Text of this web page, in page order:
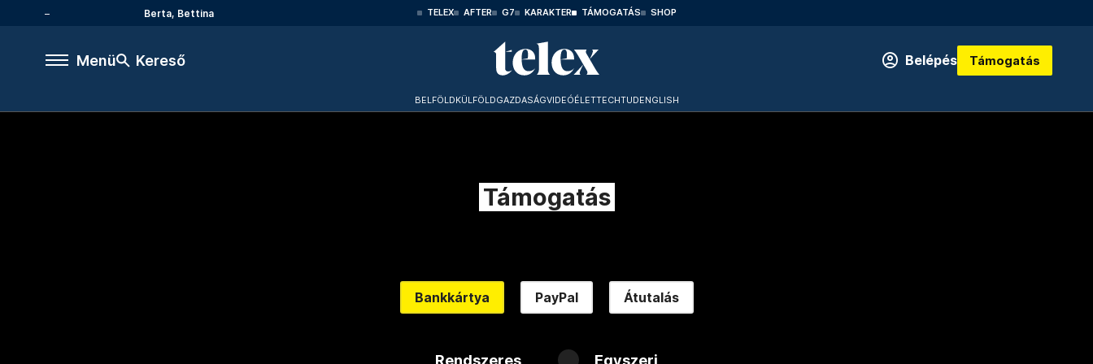
Berta, Bettina TELEX AFTER G7 KARAKTER TÁMOGATÁS SHOP
Menü Kereső Belépés Támogatás
BELFÖLDKÜLFÖLDGAZDASÁGVIDEÓÉLETTECHTUDENGLISH
Támogatás
Bankkártya PayPal Átutalás
Rendszeres Egyszeri